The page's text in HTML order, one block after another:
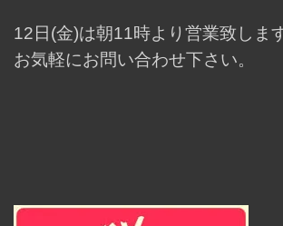
12日(金)は朝11時より営業致しま
お気軽にお問い合わせ下さい。